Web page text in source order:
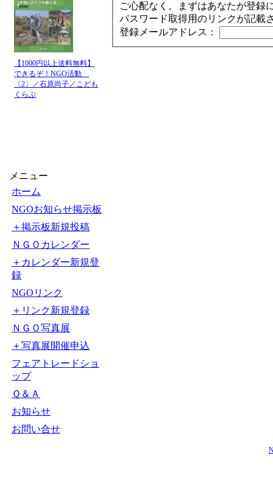
【1000円以上送料無料】
できるぞ！NGO活動
〔2〕／石原尚子／こども
くらぶ
メニュー
ホーム
NGOお知らせ掲示板
＋掲示板新規投稿
ＮＧＯカレンダー
＋カレンダー新規登
録
NGOリンク
＋リンク新規登録
ＮＧＯ写真展
＋写真展開催申込
フェアトレードショ
ップ
Ｑ＆Ａ
お知らせ
お問い合せ
ご心配なく。まずはあなたが登録
パスワード取得用のリンクが記載
登録メールアドレス：